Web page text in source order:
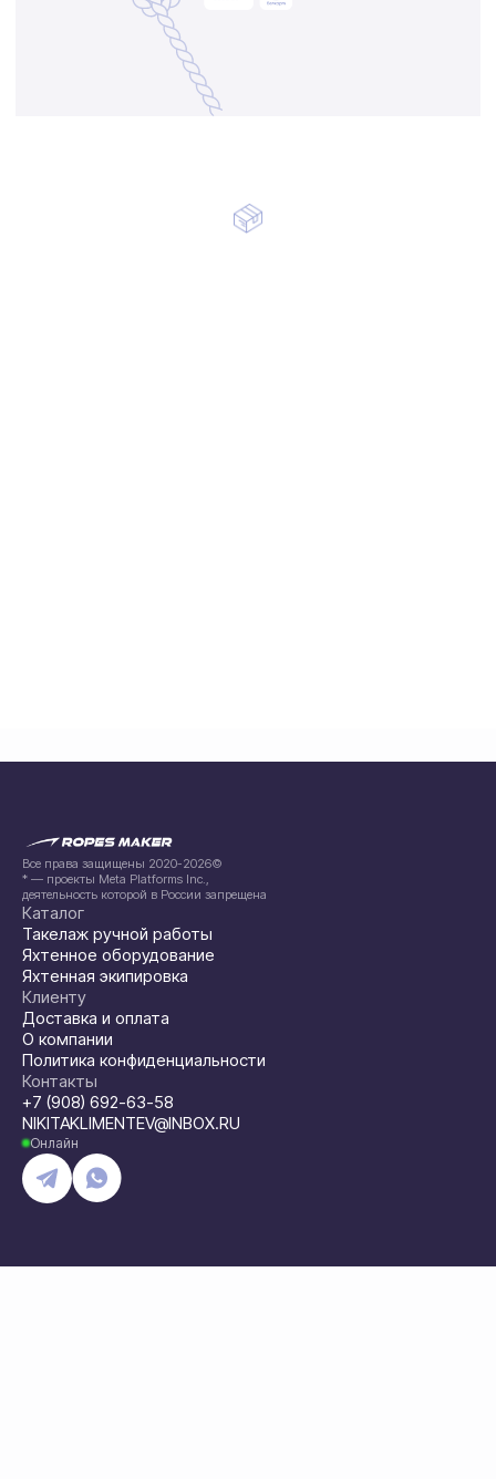
Все права защищены 2020-2026©
* — проекты Meta Platforms Inc.,
деятельность которой в России запрещена
Каталог
Такелаж ручной работы
Яхтенное оборудование
Яхтенная экипировка
Клиенту
Доставка и оплата
О компании
Политика конфиденциальности
Контакты
+7 (908) 692-63-58
NIKITAKLIMENTEV@INBOX.RU
Онлайн